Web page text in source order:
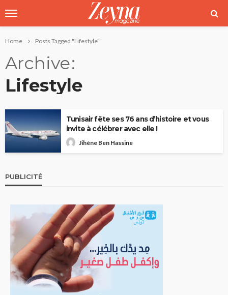
Home Posts Tagged "Lifestyle"
Archive
Lifestyle
Tunisair fête ses 76 ans d’histoire et vous
invite à célébrer avec elle !
Jihène Ben Hassine
PUBLICITÉ